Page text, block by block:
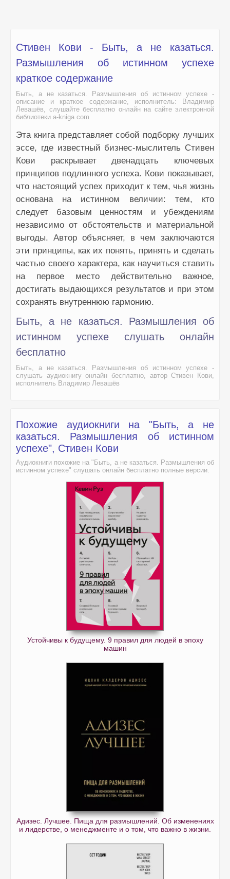
Стивен Кови - Быть, а не казаться.
Размышления об истинном успехе
краткое содержание
Быть, а не казаться. Размышления об истинном успехе -
описание и краткое содержание, исполнитель: Владимир
Левашёв, слушайте бесплатно онлайн на сайте электронной
библиотеки a-kniga.com
Эта книга представляет собой подборку лучших
эссе, где известный бизнес-мыслитель Стивен
Кови раскрывает двенадцать ключевых
принципов подлинного успеха. Кови показывает,
что настоящий успех приходит к тем, чья жизнь
основана на истинном величии: тем, кто
следует базовым ценностям и убеждениям
независимо от обстоятельств и материальной
выгоды. Автор объясняет, в чем заключаются
эти принципы, как их понять, принять и сделать
частью своего характера, как научиться ставить
на первое место действительно важное,
достигать выдающихся результатов и при этом
сохранять внутреннюю гармонию.
Быть, а не казаться. Размышления об
истинном успехе слушать онлайн
бесплатно
Быть, а не казаться. Размышления об истинном успехе -
слушать аудиокнигу онлайн бесплатно, автор Стивен Кови,
исполнитель Владимир Левашёв
Похожие аудиокниги на "Быть, а не
казаться. Размышления об истинном
успехе", Стивен Кови
Аудиокниги похожие на "Быть, а не казаться. Размышления об
истинном успехе" слушать онлайн бесплатно полные версии.
Устойчивы к будущему. 9 правил для людей в эпоху
машин
Адизес. Лучшее. Пища для размышлений. Об изменениях
и лидерстве, о менеджменте и о том, что важно в жизни.